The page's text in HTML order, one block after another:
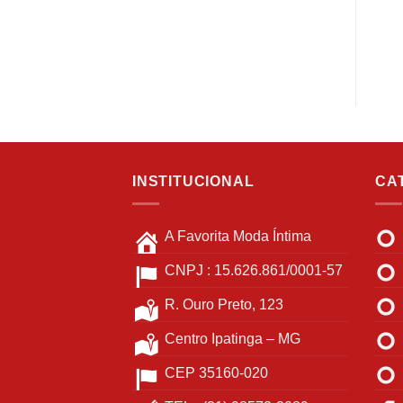
INSTITUCIONAL
A Favorita Moda Íntima
CNPJ : 15.626.861/0001-57
R. Ouro Preto, 123
Centro Ipatinga – MG
CEP 35160-020